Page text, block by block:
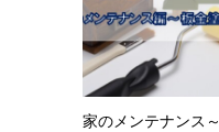
家のメンテナンス～